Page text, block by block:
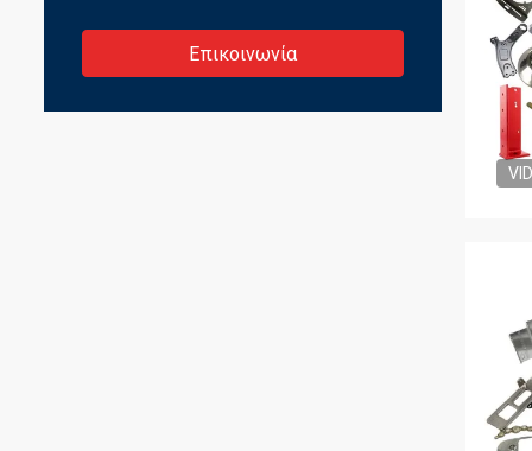
Επικοινωνία